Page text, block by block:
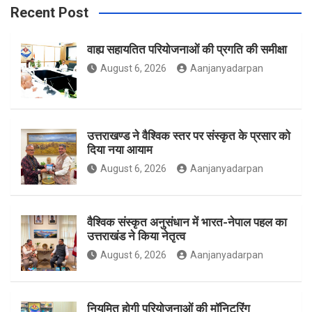
o
k
g
m
e
Recent Post
वाह्य सहायतित परियोजनाओं की प्रगति की समीक्षा
August 6, 2026 Aanjanyadarpan
उत्तराखण्ड ने वैश्विक स्तर पर संस्कृत के प्रसार को
दिया नया आयाम
August 6, 2026 Aanjanyadarpan
वैश्विक संस्कृत अनुसंधान में भारत-नेपाल पहल का
उत्तराखंड ने किया नेतृत्व
August 6, 2026 Aanjanyadarpan
नियमित होगी परियोजनाओं की मॉनिटरिंग